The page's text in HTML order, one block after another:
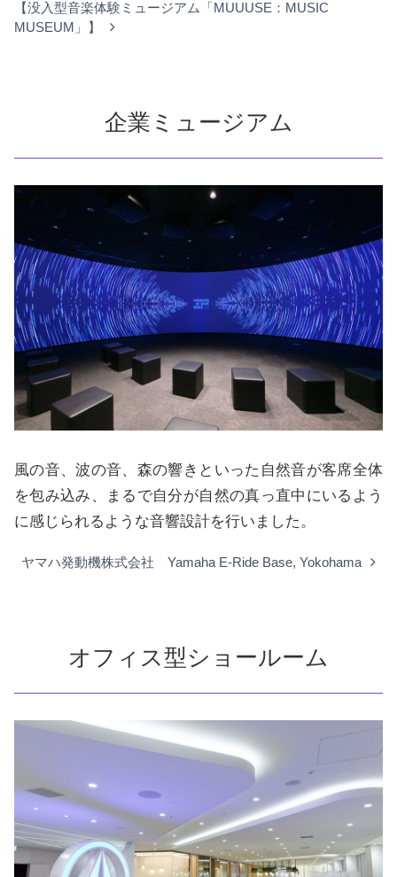
【没入型音楽体験ミュージアム「MUUUSE：MUSIC
MUSEUM」】
企業ミュージアム
風の音、波の音、森の響きといった自然音が客席全体
を包み込み、まるで自分が自然の真っ直中にいるよう
に感じられるような音響設計を行いました。
ヤマハ発動機株式会社 Yamaha E-Ride Base, Yokohama
オフィス型ショールーム